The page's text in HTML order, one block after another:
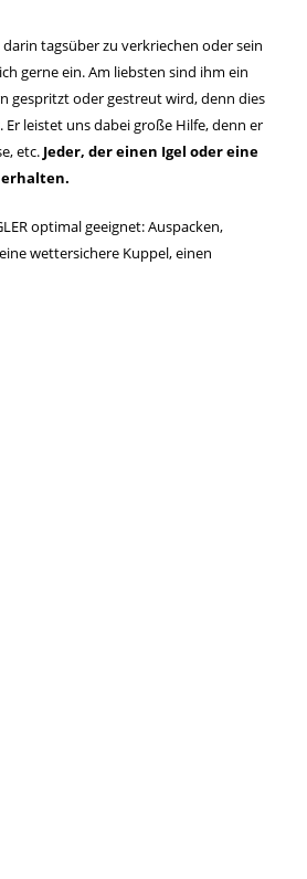
tagsüber zu verkriechen oder sein
gerne ein. Am liebsten sind ihm ein
gespritzt oder gestreut wird, denn dies
leistet uns dabei große Hilfe, denn er
etc. Jeder, der einen Igel oder eine
erhalten.
optimal geeignet: Auspacken,
wetter­sichere Kuppel, einen